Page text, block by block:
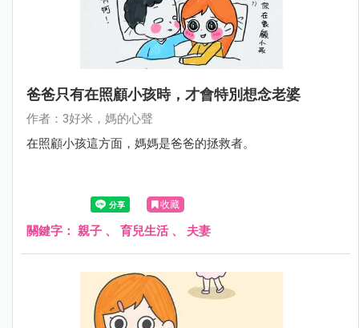
爸爸只有在照顧小孩時，才會特別想念老婆
作者：3好米，媽的心聲
在照顧小孩這方面，媽媽是爸爸的拯救者。
收藏
關鍵字： 親子 、 育兒生活、 夫妻